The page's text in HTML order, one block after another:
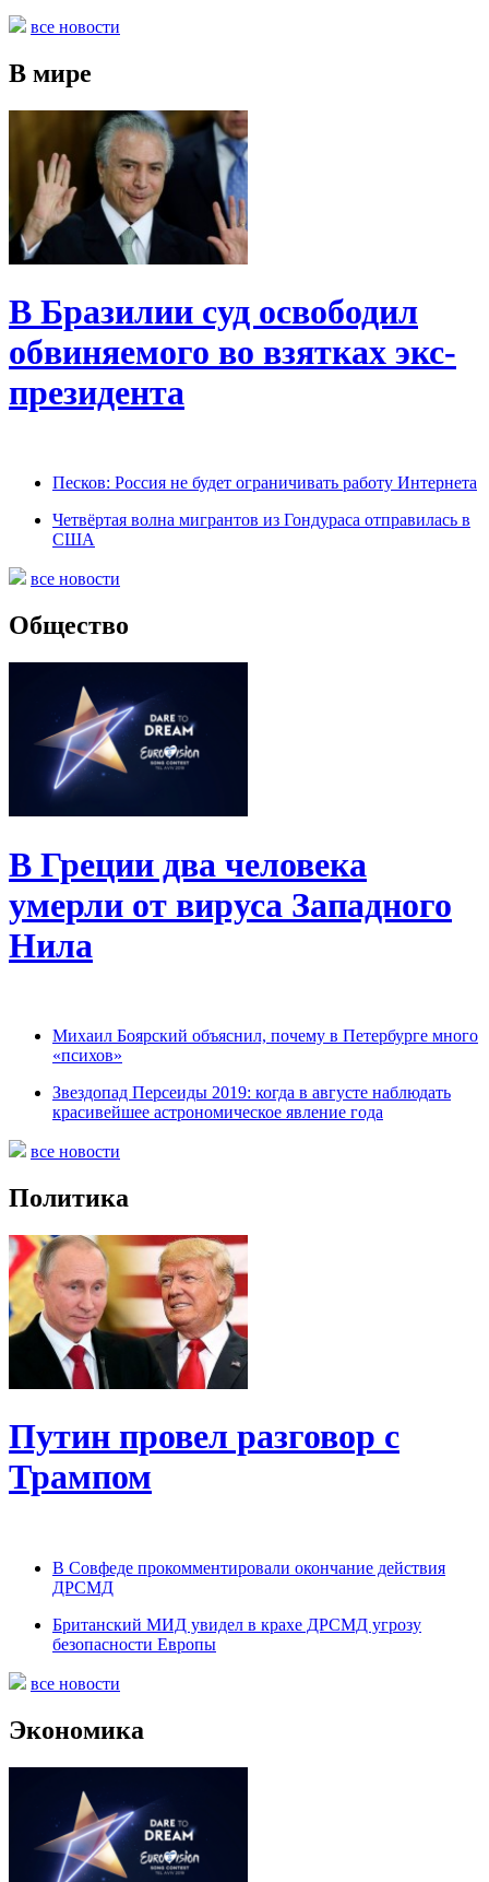
все новости
В мире
В Бразилии суд освободил
обвиняемого во взятках экс-
президента
Песков: Россия не будет ограничивать работу Интернета
Четвёртая волна мигрантов из Гондураса отправилась в
США
все новости
Общество
В Греции два человека
умерли от вируса Западного
Нила
Михаил Боярский объяснил, почему в Петербурге много
«психов»
Звездопад Персеиды 2019: когда в августе наблюдать
красивейшее астрономическое явление года
все новости
Политика
Путин провел разговор с
Трампом
В Совфеде прокомментировали окончание действия
ДРСМД
Британский МИД увидел в крахе ДРСМД угрозу
безопасности Европы
все новости
Экономика